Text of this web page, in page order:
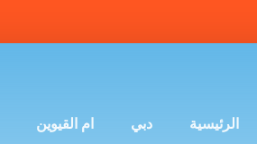
الرئيسية دبي ام القيوين